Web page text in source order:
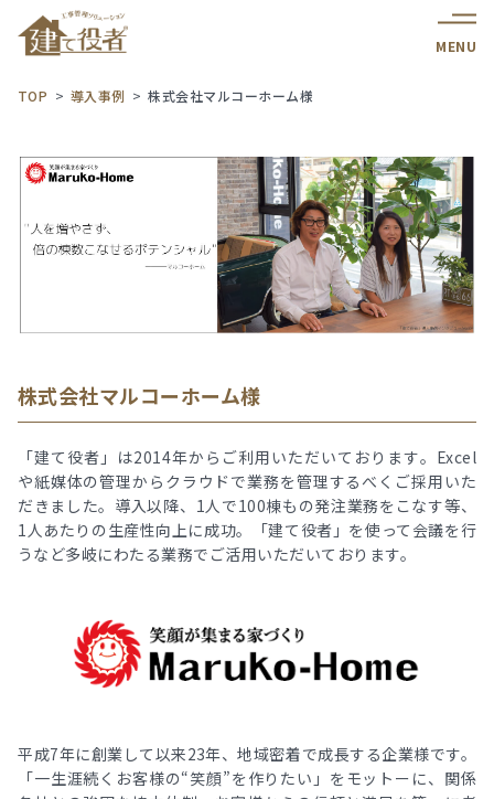
MENU
TOP 導入事例 株式会社マルコーホーム様
株式会社マルコーホーム様
「建て役者」は2014年からご利用いただいております。Excel
や紙媒体の管理からクラウドで業務を管理するべくご採用いた
だきました。導入以降、1人で100棟もの発注業務をこなす等、
1人あたりの生産性向上に成功。「建て役者」を使って会議を行
うなど多岐にわたる業務でご活用いただいております。
平成7年に創業して以来23年、地域密着で成長する企業様です。
「一生涯続くお客様の“笑顔”を作りたい」をモットーに、関係